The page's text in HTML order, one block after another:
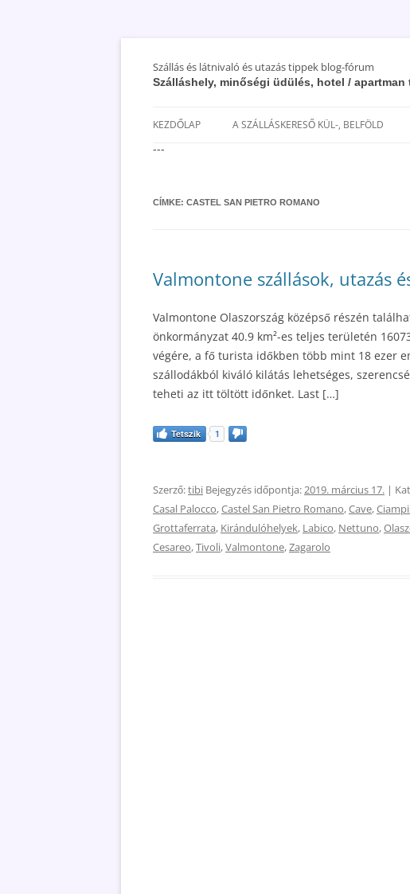
Szállás és látnivaló és utazás tippek blog-fórum
Szálláshely, minőségi üdülés, hotel / apartman
KEZDŐLAP A SZÁLLÁSKERESŐ KÜL-, BELFÖLD
---
CÍMKE: CASTEL SAN PIETRO ROMANO
Valmontone szállások, utazás
Valmontone Olaszország középső részén
önkormányzat 40.9 km²-es teljes területén
végére, a fő turista időkben több mint 18 ezer
szállodákból kiváló kilátás lehetséges,
teheti az itt töltött időnket. Last […]
Tetszik 1
Szerző:tibi Bejegyzés időpontja:2019. március 17. |
Casal Palocco,Castel San Pietro Romano,Cave,
Grottaferrata, Kirándulóhelyek, Labico, Nettuno,
Cesareo,Tivoli,Valmontone,Zagarolo